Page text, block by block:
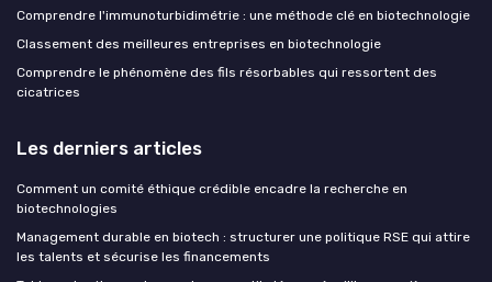
Comprendre l'immunoturbidimétrie : une méthode clé en biotechnologie
Classement des meilleures entreprises en biotechnologie
Comprendre le phénomène des fils résorbables qui ressortent des
cicatrices
Les derniers articles
Comment un comité éthique crédible encadre la recherche en
biotechnologies
Management durable en biotech : structurer une politique RSE qui attire
les talents et sécurise les financements